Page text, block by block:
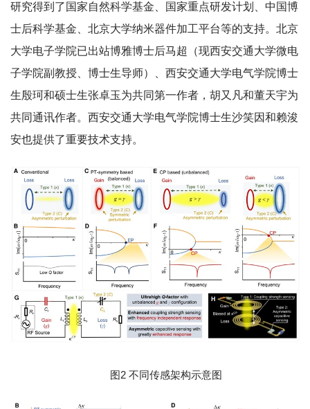
研究得到了国家自然科学基金、国家重点研发计划、中国博
士后科学基金、北京大学纳米器件加工平台等的支持。北京
大学电子学院已出站博雅博士后马超（现西安交通大学微电
子学院副教授、博士生导师）、西安交通大学电气学院博士
生殷珂和硕士生张卓玉为共同第一作者，胡又凡和董天宇为
共同通讯作者。西安交通大学电气学院博士生沙笑因和赖浚
安也提供了重要技术支持。
图2 不同传感架构示意图